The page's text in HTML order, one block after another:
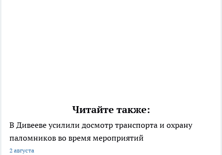
Читайте также:
В Дивееве усилили досмотр транспорта и охрану
паломников во время мероприятий
2 августа